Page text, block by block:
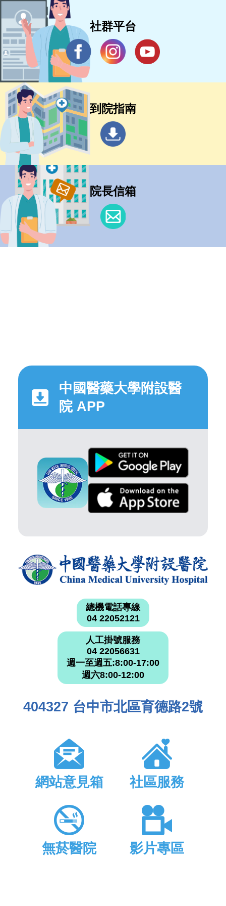
社群平台
到院指南
院長信箱
中國醫藥大學附設醫
院 APP
總機電話專線
04 22052121
人工掛號服務
04 22056631
週一至週五:8:00-17:00
週六8:00-12:00
404327 台中市北區育德路2號
網站意見箱 社區服務
無菸醫院 影片專區